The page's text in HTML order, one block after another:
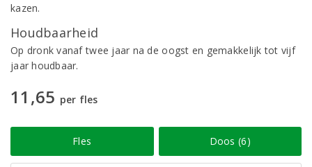
kazen.
Houdbaarheid
Op dronk vanaf twee jaar na de oogst en gemakkelijk tot vijf
jaar houdbaar.
11,65 per fles
Fles Doos (6)